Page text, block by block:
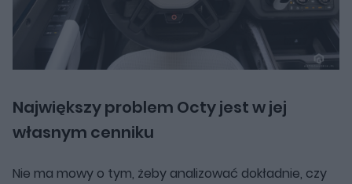
Największy problem Octy jest w jej
własnym cenniku
Nie ma mowy o tym, żeby analizować dokładnie, czy